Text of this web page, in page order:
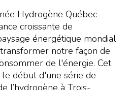
Hydrogène Québec
croissante de
énergétique mondial
notre façon de
de l'énergie. Cet
début d'une série de